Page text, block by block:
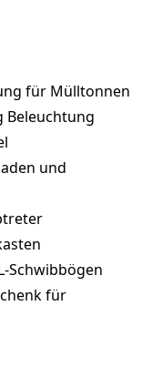
für Mülltonnen
Beleuchtung
und
Schwibbögen
für